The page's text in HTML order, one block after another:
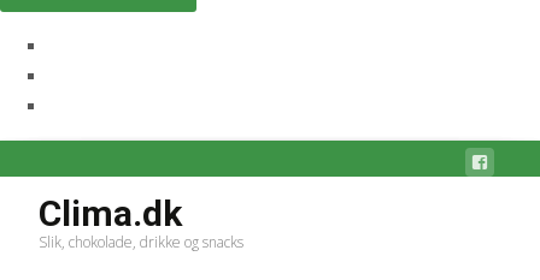
Clima.dk
Slik, chokolade, drikke og snacks